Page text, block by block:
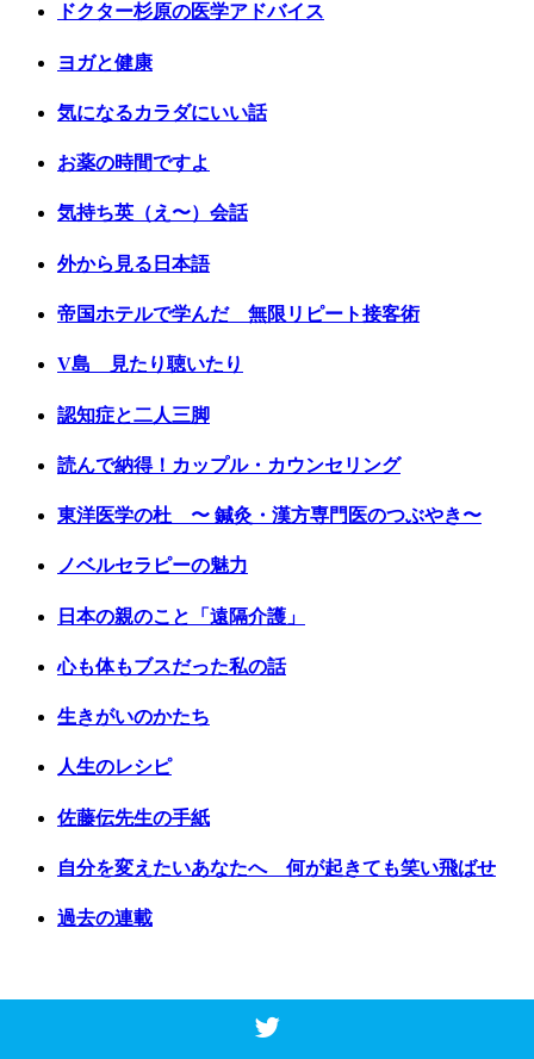
ドクター杉原の医学アドバイス
ヨガと健康
気になるカラダにいい話
お薬の時間ですよ
気持ち英（え〜）会話
外から見る日本語
帝国ホテルで学んだ 無限リピート接客術
V島 見たり聴いたり
認知症と二人三脚
読んで納得！カップル・カウンセリング
東洋医学の杜 〜 鍼灸・漢方専門医のつぶやき〜
ノベルセラピーの魅力
日本の親のこと「遠隔介護」
心も体もブスだった私の話
生きがいのかたち
人生のレシピ
佐藤伝先生の手紙
自分を変えたいあなたへ 何が起きても笑い飛ばせ
過去の連載